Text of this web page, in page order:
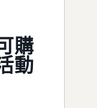
購
動